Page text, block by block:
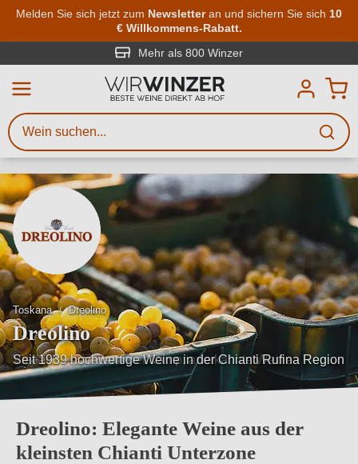
Zum Hauptinhalt springen
Melden Sie sich jetzt zum Newsletteran und sichern Sie sich 10
€ Willkommens-Rabatt.
Mehr als 800 Winzer
Toskana Dreolino
Dreolino
Vielfach ausgezeichnet &amp; anerkannte Weine
Dreolino: Elegante Weine aus der
kleinsten Chianti Unterzone
Weinsuche
Mindestens 3 Zeichen eingeben
Beschreiben Sie, welchen Wein
Sie suchen – ob nach Geschmack,
Region, Winzer oder anderen
Kriterien.